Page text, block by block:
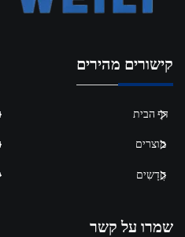
קישורים מהירים
דף הבית
מוצרים
חֲדָשִים
שמרו על קשר